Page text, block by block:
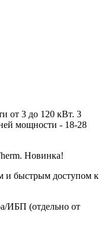
от 3 до 120 кВт. 3
мощности - 18-28
Новинка!
и быстрым доступом к
ИБП (отдельно от